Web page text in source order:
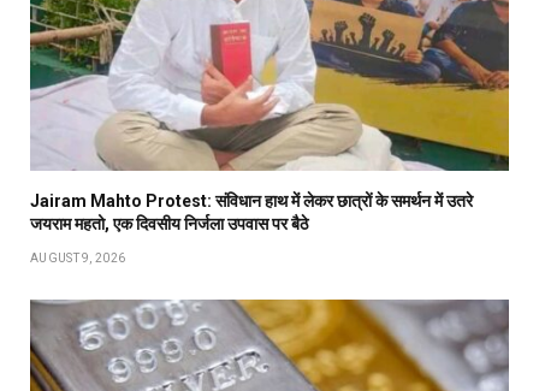
Jairam Mahto Protest: संविधान हाथ में लेकर छात्रों के समर्थन में उतरे
जयराम महतो, एक दिवसीय निर्जला उपवास पर बैठे
AUGUST 9, 2026